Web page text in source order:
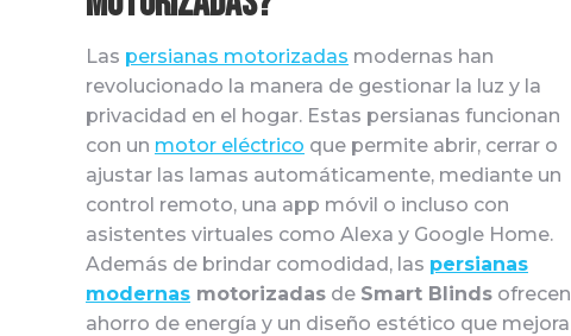
Las persianas motorizadas modernas han
revolucionado la manera de gestionar la luz y la
privacidad en el hogar. Estas persianas funcionan
con un motor eléctrico que permite abrir, cerrar o
ajustar las lamas automáticamente, mediante un
control remoto, una app móvil o incluso con
asistentes virtuales como Alexa y Google Home.
Además de brindar comodidad, las persianas
modernas motorizadas de Smart Blinds ofrecen
ahorro de energía y un diseño estético que mejora